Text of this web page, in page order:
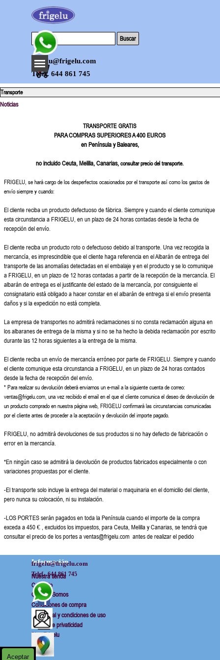
Telef. 644 861 745
frigelu@frigelu.com
Saltar menú
0
Buscar
Transporte
Noticias
TRANSPORTE GRATIS
PARA COMPRAS SUPERIORES A 400 EUROS
en Península y Baleares,
no incluido Ceuta, Melilla, Canarias,consultar precio del transporte.
FRIGELU, se hará cargo de los desperfectos ocasionados por el transporte así como los gastos de
envío siempre y cuando:
El cliente reciba un producto defectuoso de fábrica. Siempre y cuando el cliente comunique
esta circunstancia a FRIGELU, en un plazo de 24 horas contadas desde la fecha de
recepción del envío.
El cliente reciba un producto roto o defectuoso debido al transporte. Una vez recogida la
mercancía, es imprescindible que el cliente haga referencia en el Albarán de entrega del
transporte de las anomalías detectadas en el embalaje y en el producto y se lo comunique
a FRIGELU, en un plazo de 12 horas contadas a partir de la recepción de la mercancía. El
albarán de entrega es el justificante del estado de la mercancía, por consiguiente el
consignatario está obligado a hacer constar en el albarán de entrega si el envío presenta
daños y si la expedición no está completa.
La empresa de transportes no admitirá reclamaciones si no consta reclamación alguna en
los albaranes de entrega de la misma y si no se ha hecho la debida reclamación por escrito
durante las 12 horas siguientes a la entrega de la misma.
El cliente reciba un envío de mercancía erróneo por parte de FRIGELU. Siempre y cuando
el cliente comunique esta circunstancia a FRIGELU, en un plazo de 24 horas contados
desde la fecha de recepción del envío.
* Para realizar su devolución deberá enviarnos un e-mail a la siguiente cuenta de correo:
ventas@frigelu.com, una vez recibido el email en el que el cliente comunica el deseo de devolución de
un producto comprado en nuestra página web, FRIGELU confirmará las circunstancias comunicadas
por el cliente antes de proceder a la aceptación y devolución del importe pagado.
FRIGELU, no admitirá devoluciones de sus productos si no hay defecto de fabricación o
error en la mercancía.
*En ningún caso se admitirá la devolución de productos fabricados especialmente o con
variaciones propuestas por el cliente.
-El transporte solo incluye la entrega del material o maquinaria en el domicilio del cliente,
pero nunca su colocación, ni su instalación.
-LOS PORTES serán pagados en toda la Península cuando el importe de la compra
exceda a 450 € , excluidos los impuestos, para Ceuta, Melilla y Canarias, se tendrá que
consultar el precio de los portes a ventas@frigelu.com antes de realizar el pedido
Información
Nuestra tienda
Contacto
Quienes Somos
Aviso legal y condiciones de uso
Telef.  644 861 745
Condiciones de compra
frigelu@frigelu.com
Politica de privaticidad
Blog Frigelu
Aceptar